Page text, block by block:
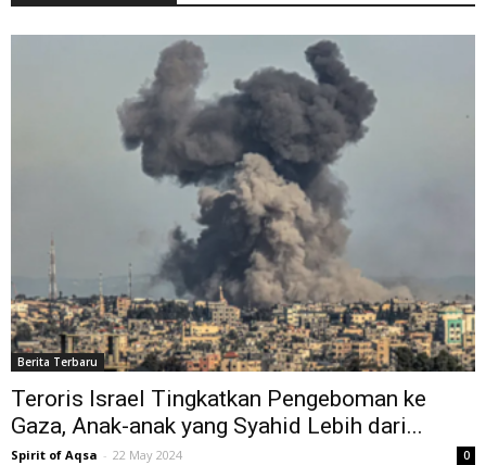
Berita Terbaru
Teroris Israel Tingkatkan Pengeboman ke
Gaza, Anak-anak yang Syahid Lebih dari...
Spirit of Aqsa - 22 May 2024 0